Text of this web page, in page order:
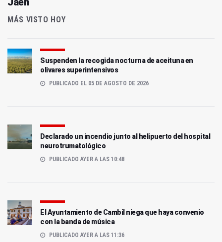
MÁS VISTO HOY
Suspenden la recogida nocturna de aceituna en
olivares superintensivos
PUBLICADO EL 05 DE AGOSTO DE 2026
Declarado un incendio junto al helipuerto del hospital
neurotrumatológico
PUBLICADO AYER A LAS 10:48
El Ayuntamiento de Cambil niega que haya convenio
con la banda de música
PUBLICADO AYER A LAS 11:36